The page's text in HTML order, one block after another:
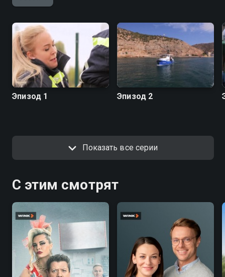
Эпизод 1 Эпизод 2
Показать все серии
С этим смотрят